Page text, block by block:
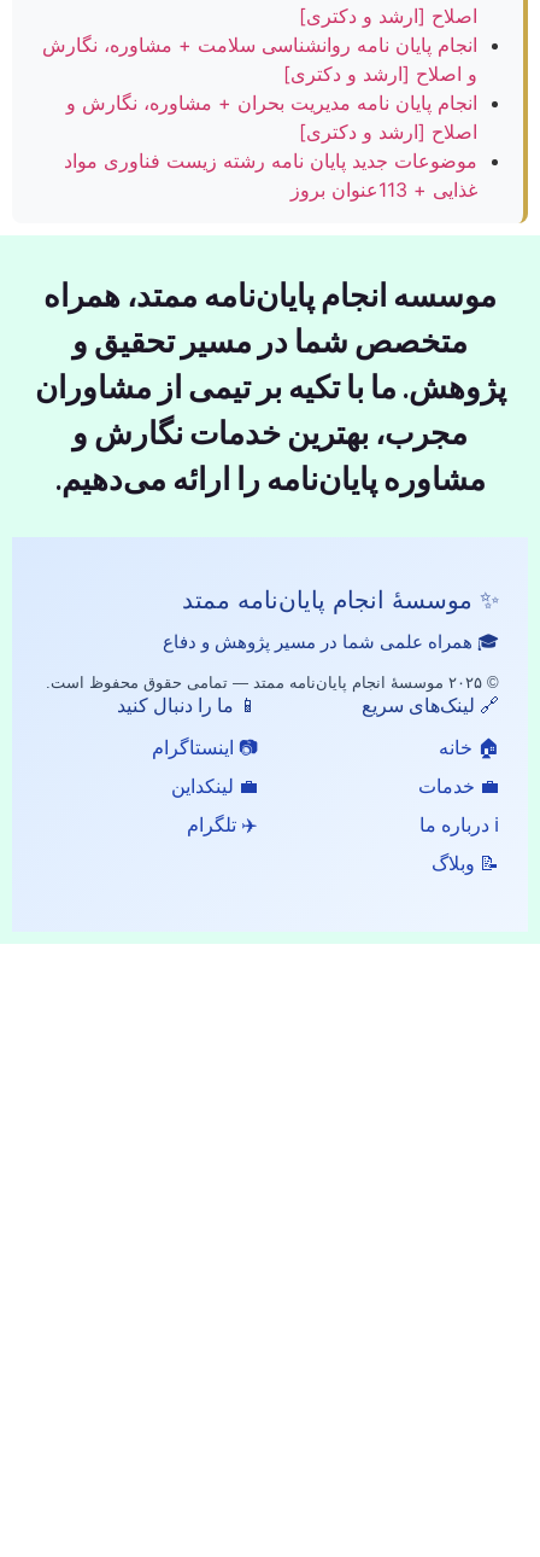
اصلاح [ارشد و دکتری]
انجام پایان نامه روانشناسی سلامت + مشاوره، نگارش
و اصلاح [ارشد و دکتری]
انجام پایان نامه مدیریت بحران + مشاوره، نگارش و
اصلاح [ارشد و دکتری]
موضوعات جدید پایان نامه رشته زیست فناوری مواد
غذایی + 113عنوان بروز
موسسه انجام پایان‌نامه ممتد، همراه
متخصص شما در مسیر تحقیق و
ما با تکیه بر تیمی از مشاوران
مجرب، بهترین خدمات نگارش و
مشاوره پایان‌نامه را ارائه می‌دهیم.
✨ موسسهٔ انجام پایان‌نامه ممتد
🎓 همراه علمی شما در مسیر پژوهش و دفاع
🔗 لینک‌های سریع
🏠 خانه
💼 خدمات
📝 وبلاگ
📱 ما را دنبال کنید
📷 اینستاگرام
💼 لینکداین
✈️ تلگرام